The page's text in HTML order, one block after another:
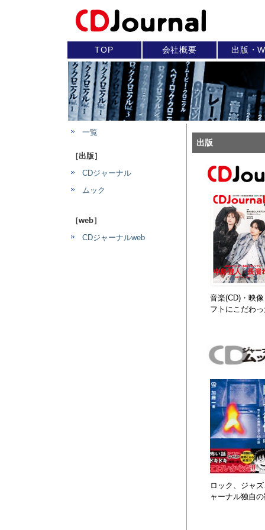
TOP 会社概要 出版・
一覧
［出版］
CDジャーナル
ムック
［web］
CDジャーナルweb
出版
音楽(CD)・映
フトにこだわ
ロック、ジャ
ャーナル独自